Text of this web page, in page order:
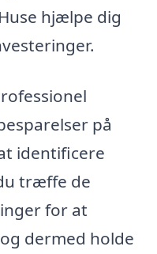
hjælpe dig
på
identificere
træffe de
for at
dermed holde